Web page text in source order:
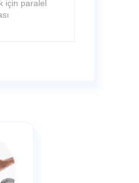
için paralel